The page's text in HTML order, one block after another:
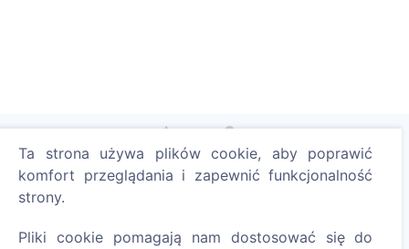
Zapal cyfrową świecę - posadź drzewo!
Posadzone drzewa
Ta strona używa plików cookie, aby poprawić
komfort przeglądania i zapewnić funkcjonalność
strony.
Pliki cookie pomagają nam dostosować się do